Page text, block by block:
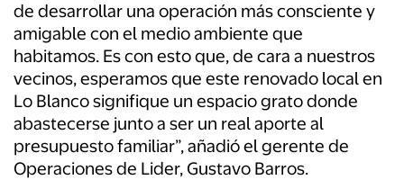
de desarrollar una operación más consciente y
amigable con el medio ambiente que
habitamos. Es con esto que, de cara a nuestros
vecinos, esperamos que este renovado local en
Lo Blanco signifique un espacio grato donde
abastecerse junto a ser un real aporte al
presupuesto familiar”, añadió el gerente de
Operaciones de Lider, Gustavo Barros.